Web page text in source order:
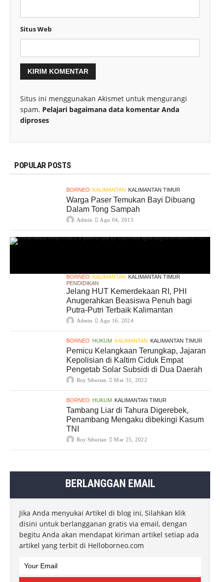
Situs Web
Situs ini menggunakan Akismet untuk mengurangi
spam. Pelajari bagaimana data komentar Anda
diproses
POPULAR POSTS
BORNEO KALIMANTAN KALIMANTAN TIMUR
Warga Paser Temukan Bayi Dibuang
Dalam Tong Sampah
Admin Agu 04, 2015
BORNEO KALIMANTAN KALIMANTAN TIMUR
PENDIDIKAN
Jelang HUT Kemerdekaan RI, PHI
Anugerahkan Beasiswa Penuh bagi
Putra-Putri Terbaik Kalimantan
Admin Agu 16, 2024
BORNEO HUKUM KALIMANTAN KALIMANTAN TIMUR
Pemicu Kelangkaan Terungkap, Jajaran
Kepolisian di Kaltim Ciduk Empat
Pengetab Solar Subsidi di Dua Daerah
Roy Siburian Mar 31, 2022
BORNEO HUKUM KALIMANTAN TIMUR
Tambang Liar di Tahura Digerebek,
Penambang Mengaku dibekingi Kasum
TNI
Roy Siburian Mar 25, 2022
BERLANGGAN EMAIL
Jika Anda menyukai Artikel di blog ini, Silahkan klik
disini untuk berlangganan gratis via email, dengan
begitu Anda akan mendapat kiriman artikel setiap ada
artikel yang terbit di Helloborneo.com